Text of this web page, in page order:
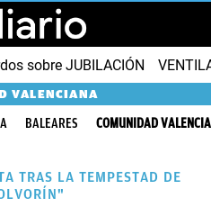
sobre JUBILACIÓN
VALENCIANA
BALEARES COMUNIDAD
TRAS LA TEMPESTAD DE